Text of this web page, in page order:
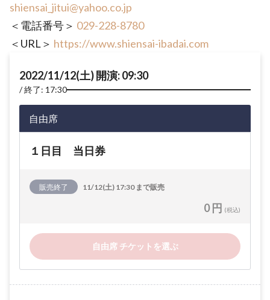
shiensai_jitui@yahoo.co.jp
＜電話番号＞ 029-228-8780
＜URL＞ https://www.shiensai-ibadai.com
2022/11/12(土) 開演: 09:30
終了: 17:30
自由席
１日目 当日券
販売終了 11/12(土) 17:30 まで販売
0 円 (税込)
自由席 チケットを選ぶ